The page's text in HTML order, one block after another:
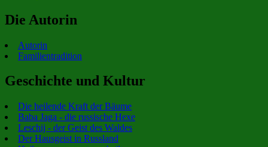
Die Autorin
Autorin
Familientradition
Geschichte und Kultur
Die heilende Kraft der Bäume
Baba Jaga - die russische Hexe
Leschij - der Geist des Waldes
Der Hausgeist in Russland